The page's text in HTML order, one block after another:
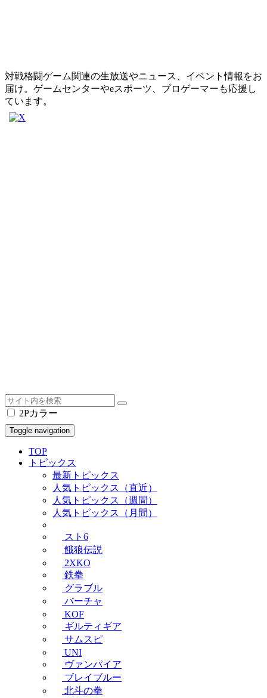
対戦格闘ゲーム関連の生放送やニュース、イベント情報をお
届け。ゲームセンターやeスポーツ、プロゲーマーも応援し
ています。
2Pカラー
Toggle navigation
TOP
トピックス
最新トピックス
人気トピックス（直近）
人気トピックス（週間）
人気トピックス（月間）
スト6
餓狼伝説
2XKO
鉄拳
グラブル
バーチャ
KOF
ギルティギア
サムスピ
UNI
ヴァンパイア
ブレイブルー
北斗の拳